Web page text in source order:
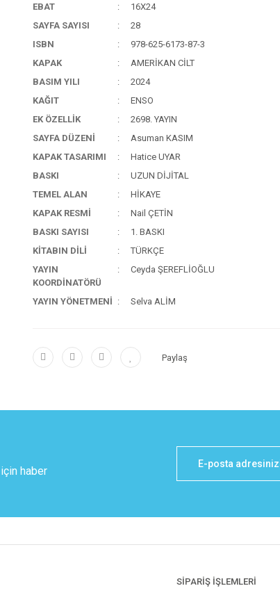
EBAT
16X24
SAYFA SAYISI
28
ISBN
978-625-6173-87-3
KAPAK
AMERİKAN CİLT
BASIM YILI
2024
KAĞIT
ENSO
EK ÖZELLİK
2698. YAYIN
SAYFA DÜZENİ
Asuman KASIM
KAPAK TASARIMI
Hatice UYAR
BASKI
UZUN DİJİTAL
TEMEL ALAN
HİKAYE
KAPAK RESMİ
Nail ÇETİN
BASKI SAYISI
1. BASKI
KİTABIN DİLİ
TÜRKÇE
YAYIN
KOORDİNATÖRÜ
Ceyda ŞEREFLİOĞLU
YAYIN YÖNETMENİ Selva ALİM
Paylaş
haber
SİPARİŞ İŞLEMLERİ